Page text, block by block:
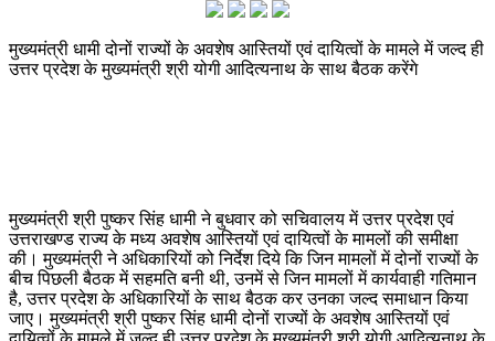
मुख्यमंत्री धामी दोनों राज्यों के अवशेष आस्तियों एवं दायित्वों के मामले में जल्द ही
उत्तर प्रदेश के मुख्यमंत्री श्री योगी आदित्यनाथ के साथ बैठक करेंगे
मुख्यमंत्री श्री पुष्कर सिंह धामी ने बुधवार को सचिवालय में उत्तर प्रदेश एवं
उत्तराखण्ड राज्य के मध्य अवशेष आस्तियों एवं दायित्वों के मामलों की समीक्षा
की। मुख्यमंत्री ने अधिकारियों को निर्देश दिये कि जिन मामलों में दोनों राज्यों के
बीच पिछली बैठक में सहमति बनी थी, उनमें से जिन मामलों में कार्यवाही गतिमान
है, उत्तर प्रदेश के अधिकारियों के साथ बैठक कर उनका जल्द समाधान किया
जाए। मुख्यमंत्री श्री पुष्कर सिंह धामी दोनों राज्यों के अवशेष आस्तियों एवं